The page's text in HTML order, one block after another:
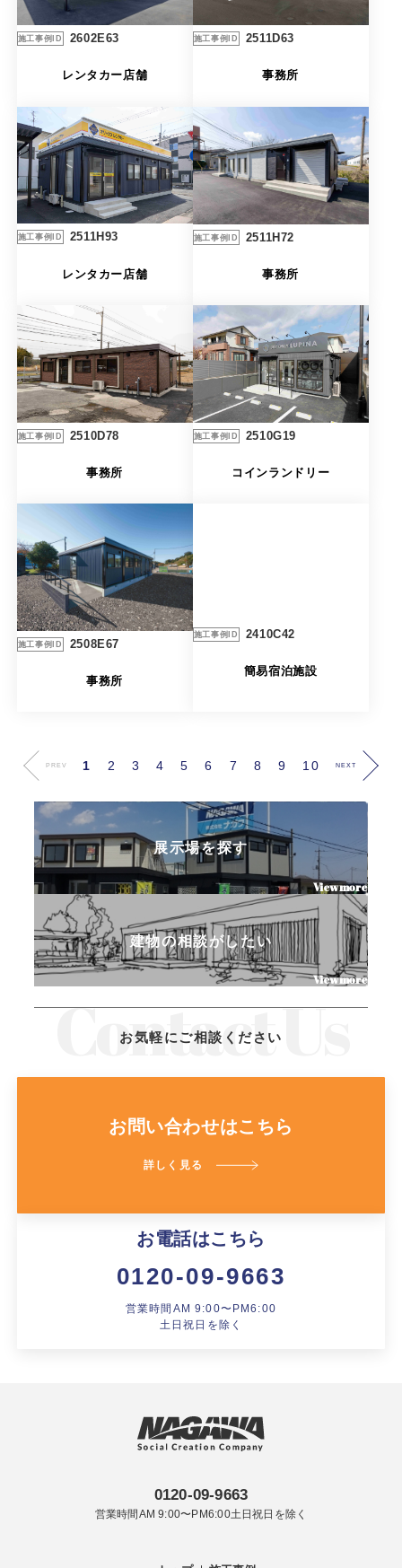
施工事例ID 2602E63
レンタカー店舗
施工事例ID 2511D63
事務所
施工事例ID 2511H93
レンタカー店舗
施工事例ID 2511H72
事務所
施工事例ID 2510D78
事務所
施工事例ID 2510G19
コインランドリー
施工事例ID 2508E67
事務所
施工事例ID 2410C42
簡易宿泊施設
PREV 1 2 3 4 5 6 7 8 9 10 NEXT
展示場を探す
建物の相談がしたい
お気軽にご相談ください
お問い合わせはこちら
詳しく見る
お電話はこちら
0120-09-9663
営業時間AM 9:00〜PM6:00
土日祝日を除く
0120-09-9663
営業時間AM 9:00〜PM6:00土日祝日を除く